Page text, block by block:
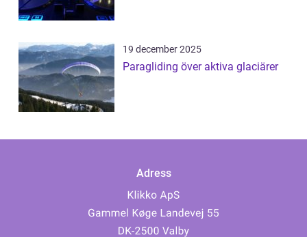
19 december 2025
Paragliding över aktiva glaciärer
Adress